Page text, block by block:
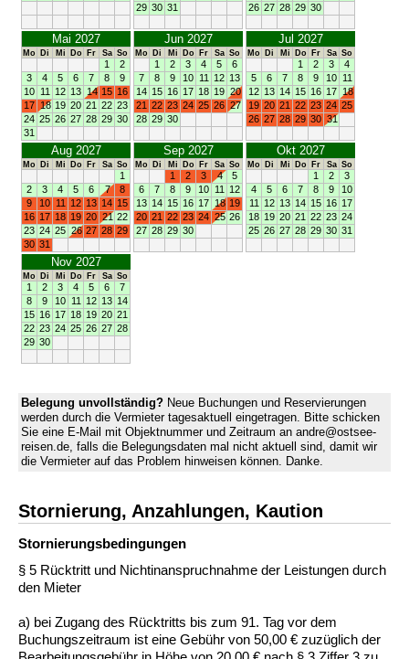
29 30 31
26 27 28 29 30
Mai 2027
Mo Di Mi Do Fr Sa So
1
2
3
4 5 6 7 8
9
10 11 12 13 14 15 16
17 18 19 20 21 22 23
24 25 26 27 28 29 30
31
Jun 2027
Mo Di Mi Do Fr Sa So
1 2 3 4 5
6
7
8 9 10 11 12 13
14 15 16 17 18 19 20
21 22 23 24 25 26 27
28 29 30
Jul 2027
Mo Di Mi Do Fr Sa So
1 2 3
4
5
6 7 8 9 10 11
12 13 14 15 16 17 18
19 20 21 22 23 24 25
26 27 28 29 30 31
Aug 2027
Mo Di Mi Do Fr Sa So
1
2
3 4 5 6 7
8
9
10 11 12 13 14 15
16 17 18 19 20 21 22
23 24 25 26 27 28 29
30 31
Sep 2027
Mo Di Mi Do Fr Sa So
1 2 3 4
5
6
7 8 9 10 11
12
13 14 15 16 17 18 19
20 21 22 23 24 25 26
27 28 29 30
Okt 2027
Mo Di Mi Do Fr Sa So
1 2
3
4
5 6 7 8 9
10
11
12 13 14 15 16 17
18 19 20 21 22 23 24
25 26 27 28 29 30 31
Nov 2027
Mo Di Mi Do Fr Sa So
1 2 3 4 5 6
7
8
9 10 11 12 13 14
15 16 17 18 19 20 21
22 23 24 25 26 27 28
29 30
Belegung unvollständig? Neue Buchungen und Reservierungen
werden durch die Vermieter tagesaktuell eingetragen. Bitte schicken
Sie eine E-Mail mit Objektnummer und Zeitraum an andre@ostsee-
reisen.de, falls die Belegungsdaten mal nicht aktuell sind, damit wir
die Vermieter auf das Problem hinweisen können. Danke.
Stornierung, Anzahlungen, Kaution
Stornierungs­bedingungen
§ 5 Rücktritt und Nichtinanspruchnahme der Leistungen durch
den Mieter
a) bei Zugang des Rücktritts bis zum 91. Tag vor dem
Buchungszeitraum ist eine Gebühr von 50,00 € zuzüglich der